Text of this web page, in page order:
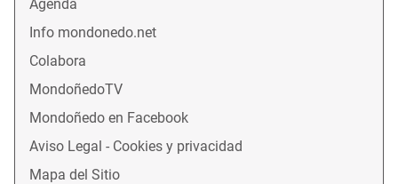
Agenda
Info mondonedo.net
Colabora
MondoñedoTV
Mondoñedo en Facebook
Aviso Legal - Cookies y privacidad
Mapa del Sitio